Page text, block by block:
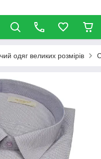
одяг великих розмірів